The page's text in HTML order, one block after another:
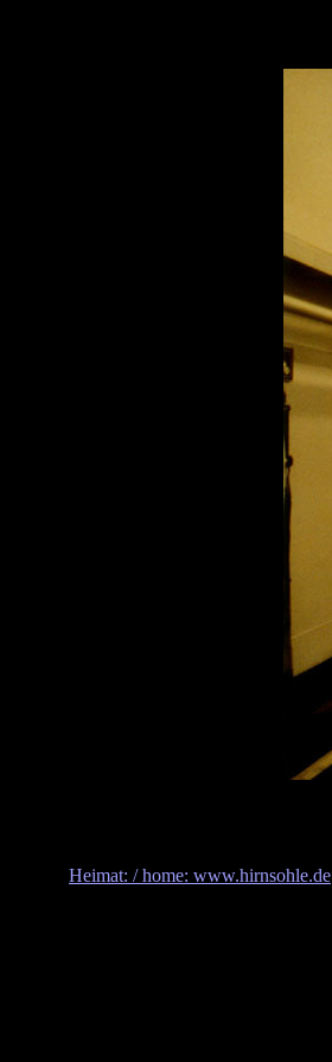
Heimat: / home: www.hirnsohle.de